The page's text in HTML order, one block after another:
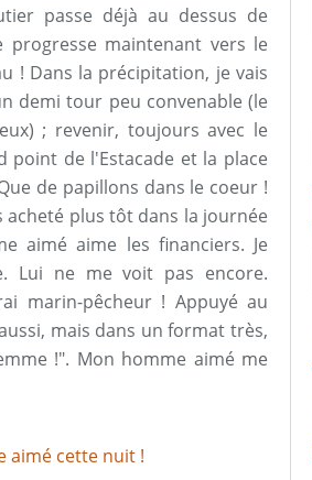
passe déjà au dessus de
progresse maintenant vers le
! Dans la précipitation, je vais
demi tour peu convenable (le
; revenir, toujours avec le
point de l'Estacade et la place
de papillons dans le coeur !
acheté plus tôt dans la journée
aimé aime les financiers. Je
Lui ne me voit pas encore.
marin-pêcheur ! Appuyé au
mais dans un format très,
!". Mon homme aimé me